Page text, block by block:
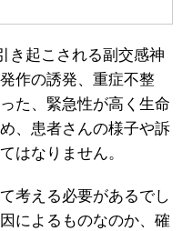
き起こされる副交感神
作の誘発、重症不整
た、緊急性が高く生命
、患者さんの様子や訴
はなりません。
考える必要があるでし
によるものなのか、確